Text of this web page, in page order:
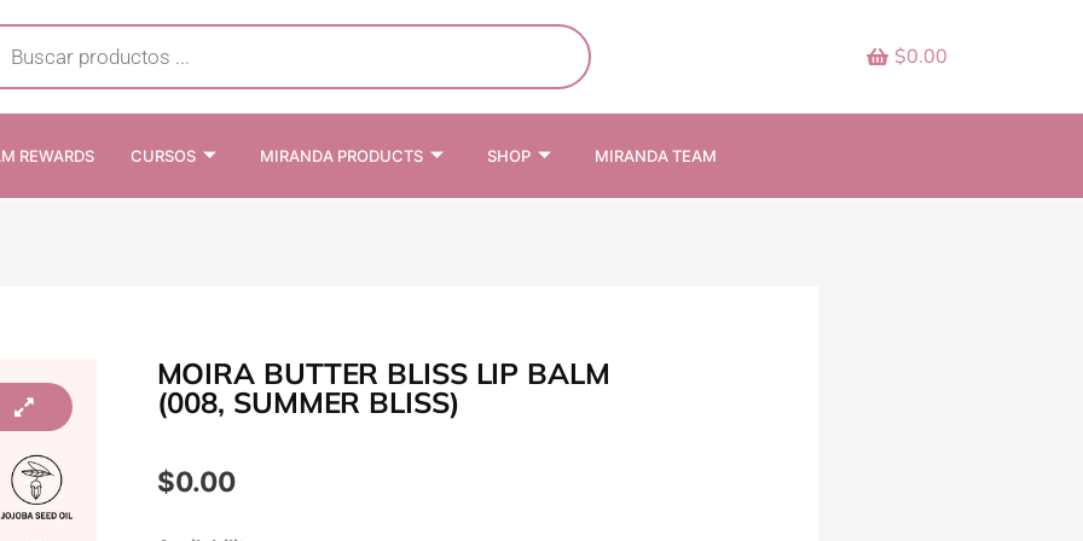
$0.00
REWARDS CURSOS MIRANDA PRODUCTS SHOP MIRANDA TEAM
MOIRA BUTTER BLISS LIP BALM
(008, SUMMER BLISS)
$0.00